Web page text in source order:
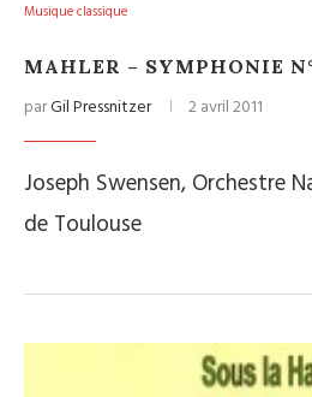
Musique classique
MAHLER – SYMPHONIE
parGil Pressnitzer 2 avril 2011
Joseph Swensen, Orchestre
de